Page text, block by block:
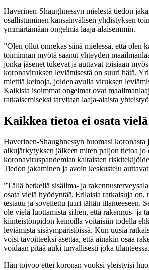
Haverinen-Shaughnessyn mielestä tiedon
osallistuminen kansainvälisen yhdistyksen
ymmärtämään ongelmia laaja-alaisemmin.
”Olen ollut onnekas siinä mielessä, että olen
toiminnan myötä saanut yhteyden
jonka jäsenet tukevat ja auttavat toisiaan
koronaviruksen leviämisestä on suuri hätä.
miettiä keinoja, joiden avulla viruksen
Kaikista isoimmat ongelmat ovat
ratkaisemiseksi tarvitaan laaja-alaista
Kaikkea tietoa ei osata
Haverinen-Shaughnessyn huomasi koronasta
alkujärkytyksen jälkeen miten paljon tietoa jo
koronaviruspandemian kaltaisten
Tiedon jakaminen ja avoin keskustelu
”Tällä hetkellä sisäilma- ja
osata vielä hyödyntää. Erilaisia ratkaisuja on,
testattu ja sovellettu juuri tähän tilanteeseen.
ole vielä luottamista siihen, että rakennus- ja
kiinteistönpidon keinoilla voitaisiin todella
leviämistä sisäympäristöissä. Kun uusia
voisi tavoitteeksi asettaa, että ainakin osaa
voidaan pitää auki turvallisesti joka
Hän toivoo ettei koronan vuoksi yleistyisi